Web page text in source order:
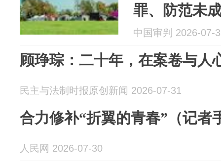
罪、防范未
案事例
中国审判 2026-07-
顾琤琮：二十年，在案卷与人
民主与法制时报原创新闻 2026-07-31
合力修补“折翼的青春”（记者
人民网 2026-07-30